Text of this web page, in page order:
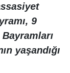
9
yaşandığı